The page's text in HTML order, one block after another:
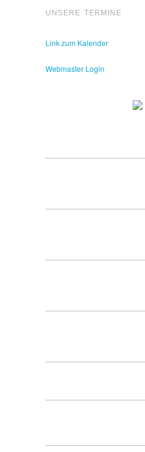
UNSERE TERMINE
Link zum Kalender
Webmaster Login